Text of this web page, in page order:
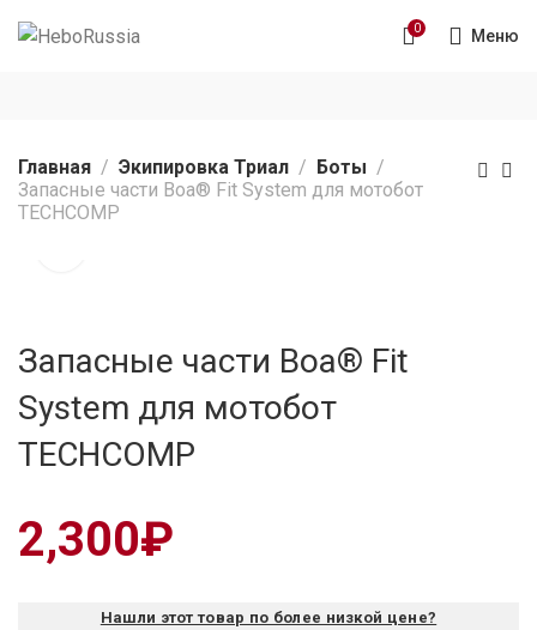
0 Меню
Главная Экипировка Триал
Боты
Запасные части Boa® Fit System для мотобот
TECHCOMP
Запасные части Boa® Fit
System для мотобот
TECHCOMP
2,300₽
Нашли этот товар по более низкой цене?